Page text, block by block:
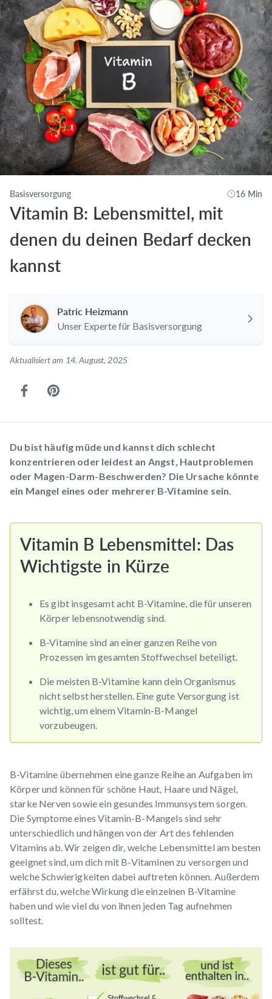
Basisversorgung 16 Min
Vitamin B: Lebensmittel, mit
denen du deinen Bedarf decken
kannst
Patric Heizmann
Unser Experte für Basisversorgung
Aktualisiert am 14. August, 2025
Du bist häufig müde und kannst dich schlecht
konzentrieren oder leidest an Angst, Hautproblemen
oder Magen-Darm-Beschwerden? Die Ursache könnte
ein Mangel eines oder mehrerer B-Vitamine sein.
Vitamin B Lebensmittel: Das
Wichtigste in Kürze
Es gibt insgesamt acht B-Vitamine, die für unseren
Körper lebensnotwendig sind.
B-Vitamine sind an einer ganzen Reihe von
Prozessen im gesamten Stoffwechsel beteiligt.
Die meisten B-Vitamine kann dein Organismus
nicht selbst herstellen. Eine gute Versorgung ist
wichtig, um einem Vitamin-B-Mangel
vorzubeugen.
B-Vitamine übernehmen eine ganze Reihe an Aufgaben im
Körper und können für schöne Haut, Haare und Nägel,
starke Nerven sowie ein gesundes Immunsystem sorgen.
Die Symptome eines Vitamin-B-Mangels sind sehr
unterschiedlich und hängen von der Art des fehlenden
Vitamins ab. Wir zeigen dir, welche Lebensmittel am besten
geeignet sind, um dich mit B-Vitaminen zu versorgen und
welche Schwierigkeiten dabei auftreten können. Außerdem
erfährst du, welche Wirkung die einzelnen B-Vitamine
haben und wie viel du von ihnen jeden Tag aufnehmen
solltest.